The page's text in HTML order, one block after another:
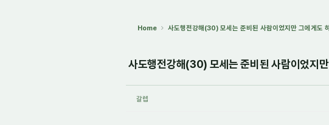
Home 사도행전강해(30) 모세는 준비된 사람이었지만 그에
사도행전강해(30) 모세는 준비된 사람이었
갈렙